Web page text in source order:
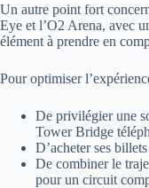
Un autre point fort
Eye et l’O2 Arena, avec
élément à prendre en
Pour optimiser
De privilégier une
Tower Bridge
D’acheter ses
De combiner le
pour un circuit